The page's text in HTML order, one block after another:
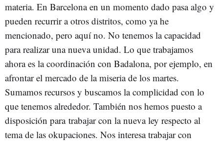
materia. En Barcelona en un momento dado pasa algo y
pueden recurrir a otros distritos, como ya he
mencionado, pero aquí no. No tenemos la capacidad
para realizar una nueva unidad. Lo que trabajamos
ahora es la coordinación con Badalona, por ejemplo, en
afrontar el mercado de la miseria de los martes.
Sumamos recursos y buscamos la complicidad con lo
que tenemos alrededor. También nos hemos puesto a
disposición para trabajar con la nueva ley respecto al
tema de las okupaciones. Nos interesa trabajar con